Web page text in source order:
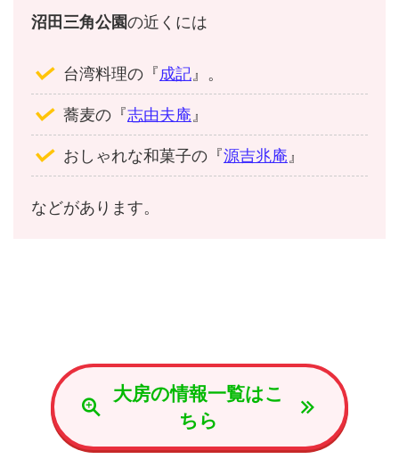
沼田三角公園の近くには
台湾料理の『成記 』。
蕎麦の『志由夫庵 』
おしゃれな和菓子の『源吉兆庵 』
などがあります。
大房の情報一覧はこ
ちら